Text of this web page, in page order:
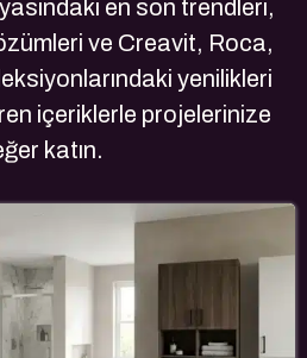
en son trendleri,
ve Creavit, Roca,
yenilikleri
içeriklerle projelerinize
katın.